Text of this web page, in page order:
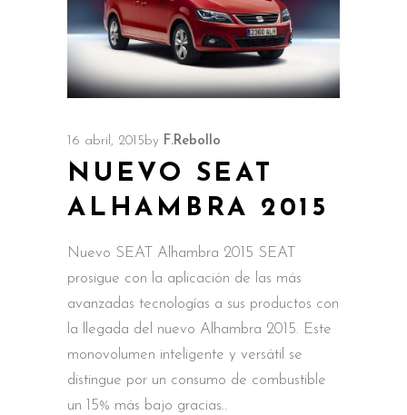
16 abril, 2015by F.Rebollo
NUEVO SEAT
ALHAMBRA 2015
Nuevo SEAT Alhambra 2015 SEAT
prosigue con la aplicación de las más
avanzadas tecnologías a sus productos con
la llegada del nuevo Alhambra 2015. Este
monovolumen inteligente y versátil se
distingue por un consumo de combustible
un 15% más bajo gracias